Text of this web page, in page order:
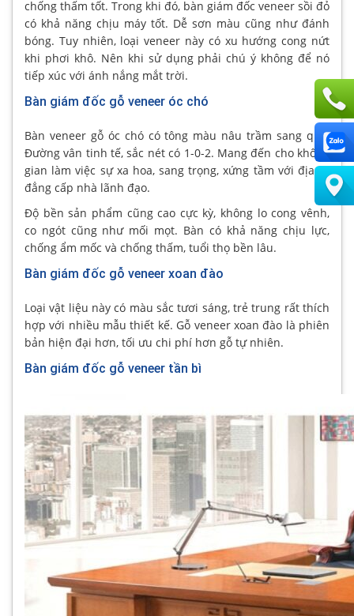
chống thấm tốt. Trong khi đó, bàn giám đốc veneer sồi đỏ
có khả năng chịu máy tốt. Dễ sơn màu cũng như đánh
bóng. Tuy nhiên, loại veneer này có xu hướng cong nứt
khi phơi khô. Nên khi sử dụng phải chú ý không để nó
tiếp xúc với ánh nắng mắt trời.
Bàn giám đốc gỗ veneer óc chó
Bàn veneer gỗ óc chó có tông màu nâu trầm sang quý.
Đường vân tinh tế, sắc nét có 1-0-2. Mang đến cho không
gian làm việc sự xa hoa, sang trọng, xứng tầm với địa vị,
đẳng cấp nhà lãnh đạo.
Độ bền sản phẩm cũng cao cực kỳ, không lo cong vênh,
co ngót cũng như mối mọt. Bàn có khả năng chịu lực,
chống ẩm mốc và chống thấm, tuổi thọ bền lâu.
Bàn giám đốc gỗ veneer xoan đào
Loại vật liệu này có màu sắc tươi sáng, trẻ trung rất thích
hợp với nhiều mẫu thiết kế. Gỗ veneer xoan đào là phiên
bản hiện đại hơn, tối ưu chi phí hơn gỗ tự nhiên.
Bàn giám đốc gỗ veneer tần bì